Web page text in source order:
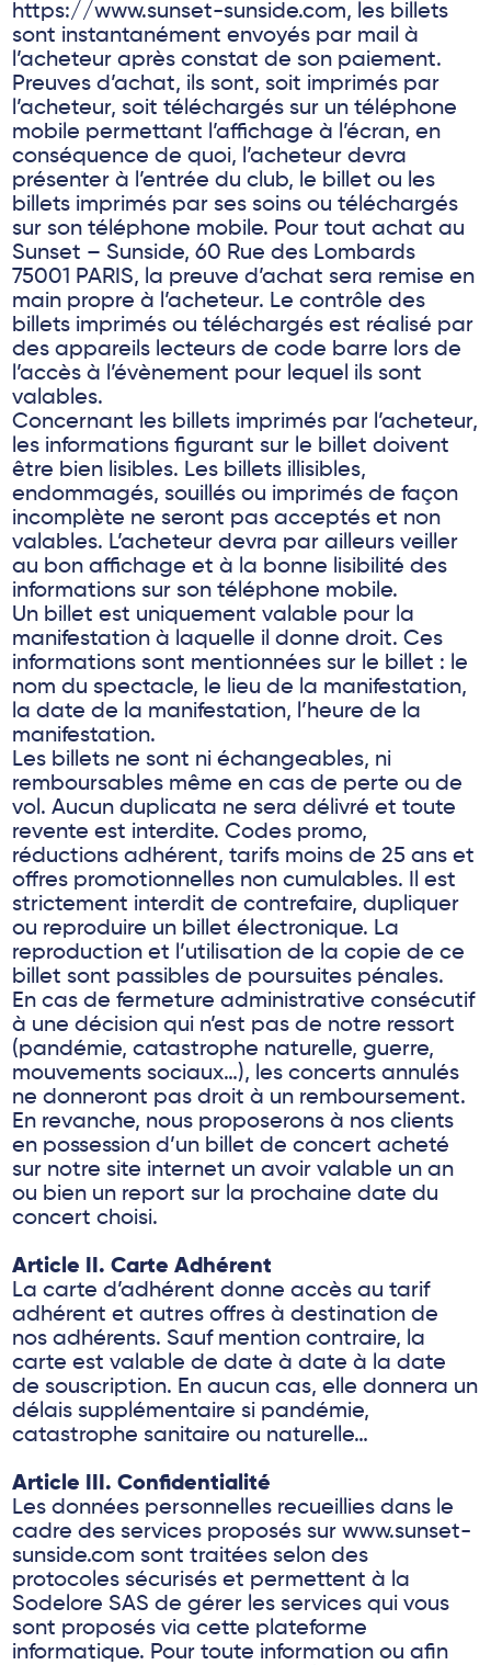
https://www.sunset-sunside.com, les billets
sont instantanément envoyés par mail à
l’acheteur après constat de son paiement.
Preuves d’achat, ils sont, soit imprimés par
l’acheteur, soit téléchargés sur un téléphone
mobile permettant l’affichage à l’écran, en
conséquence de quoi, l’acheteur devra
présenter à l’entrée du club, le billet ou les
billets imprimés par ses soins ou téléchargés
sur son téléphone mobile. Pour tout achat au
Sunset – Sunside, 60 Rue des Lombards
75001 PARIS, la preuve d’achat sera remise en
main propre à l’acheteur. Le contrôle des
billets imprimés ou téléchargés est réalisé par
des appareils lecteurs de code barre lors de
l’accès à l’évènement pour lequel ils sont
valables.
Concernant les billets imprimés par l’acheteur,
les informations figurant sur le billet doivent
être bien lisibles. Les billets illisibles,
endommagés, souillés ou imprimés de façon
incomplète ne seront pas acceptés et non
valables. L’acheteur devra par ailleurs veiller
au bon affichage et à la bonne lisibilité des
informations sur son téléphone mobile.
Un billet est uniquement valable pour la
manifestation à laquelle il donne droit. Ces
informations sont mentionnées sur le billet : le
nom du spectacle, le lieu de la manifestation,
la date de la manifestation, l’heure de la
manifestation.
Les billets ne sont ni échangeables, ni
remboursables même en cas de perte ou de
vol. Aucun duplicata ne sera délivré et toute
revente est interdite. Codes promo,
réductions adhérent, tarifs moins de 25 ans et
offres promotionnelles non cumulables. Il est
strictement interdit de contrefaire, dupliquer
ou reproduire un billet électronique. La
reproduction et l’utilisation de la copie de ce
billet sont passibles de poursuites pénales.
En cas de fermeture administrative consécutif
à une décision qui n’est pas de notre ressort
(pandémie, catastrophe naturelle, guerre,
mouvements sociaux…), les concerts annulés
ne donneront pas droit à un remboursement.
En revanche, nous proposerons à nos clients
en possession d’un billet de concert acheté
sur notre site internet un avoir valable un an
ou bien un report sur la prochaine date du
concert choisi.
Article II. Carte Adhérent
La carte d’adhérent donne accès au tarif
adhérent et autres offres à destination de
nos adhérents. Sauf mention contraire, la
carte est valable de date à date à la date
de souscription. En aucun cas, elle donnera un
délais supplémentaire si pandémie,
catastrophe sanitaire ou naturelle…
Article III. Confidentialité
Les données personnelles recueillies dans le
cadre des services proposés sur www.sunset-
sunside.com sont traitées selon des
protocoles sécurisés et permettent à la
Sodelore SAS de gérer les services qui vous
sont proposés via cette plateforme
informatique. Pour toute information ou afin